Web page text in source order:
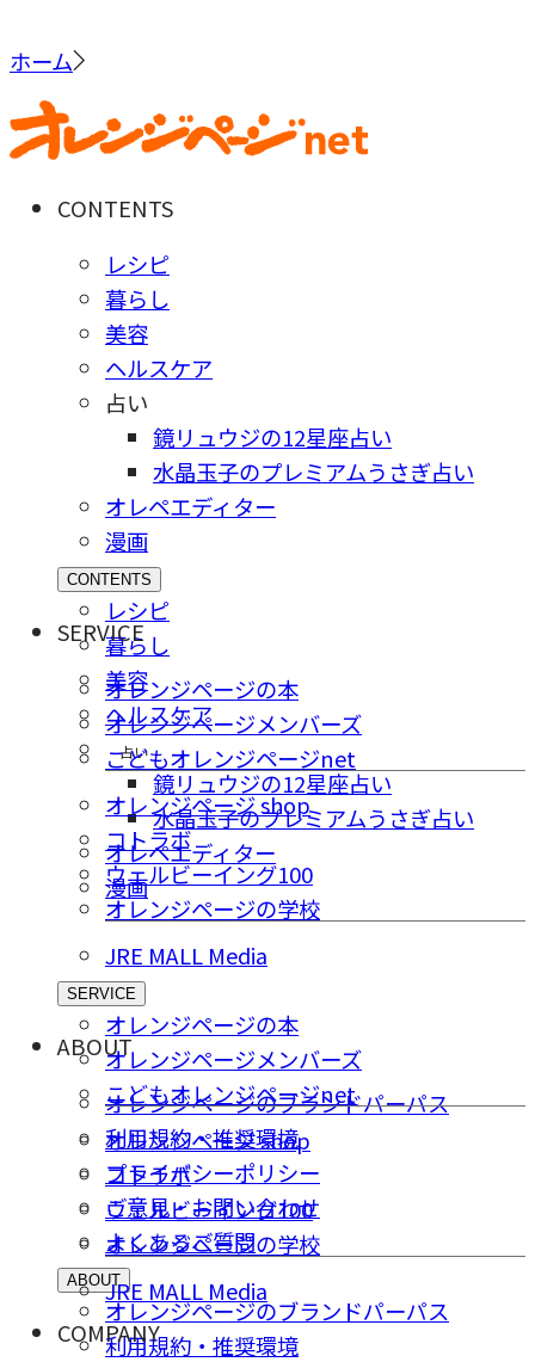
ホーム
CONTENTS
レシピ
暮らし
美容
ヘルスケア
占い
鏡リュウジの12星座占い
水晶玉子のプレミアムうさぎ占い
オレペエディター
漫画
CONTENTS
レシピ
暮らし
美容
ヘルスケア
占い
鏡リュウジの12星座占い
水晶玉子のプレミアムうさぎ占い
オレペエディター
漫画
SERVICE
オレンジページの本
オレンジページメンバーズ
こどもオレンジページnet
オレンジページ shop
コトラボ
ウェルビーイング100
オレンジページの学校
JRE MALL Media
SERVICE
オレンジページの本
オレンジページメンバーズ
こどもオレンジページnet
オレンジページ shop
コトラボ
ウェルビーイング100
オレンジページの学校
JRE MALL Media
ABOUT
オレンジページのブランドパーパス
利用規約・推奨環境
プライバシーポリシー
ご意⾒・お問い合わせ
よくあるご質問
ABOUT
オレンジページのブランドパーパス
利用規約・推奨環境
COMPANY